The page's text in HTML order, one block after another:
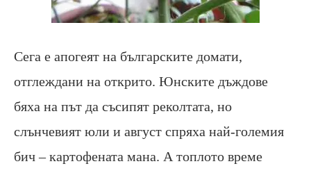
Сега е апогеят на българските домати,
отглеждани на открито. Юнските дъждове
бяха на път да съсипят реколтата, но
слънчевият юли и август спряха най-големия
бич – картофената мана. А топлото време